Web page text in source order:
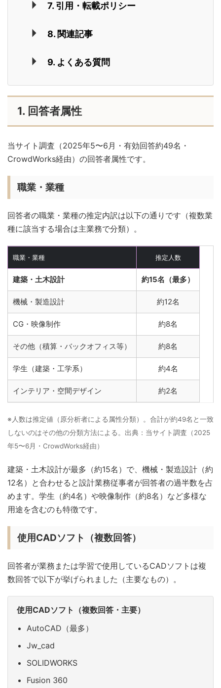
7. 引用・転載ポリシー
8. 関連記事
9. よくある質問
1. 回答者属性
当サイト調査（2025年5〜6月・有効回答約49名・
CrowdWorks経由）の回答者属性です。
職業・業種
回答者の職業・業種の推定内訳は以下の通りです（複数業
種に該当する場合は主業務で分類）。
職業・業種 推定人数
建築・土木設計 約15名（最多）
機械・製造設計 約12名
CG・映像制作 約8名
その他（積算・バックオフィス等） 約8名
学生（建築・工学系） 約4名
インテリア・空間デザイン 約2名
※人数は推定値（原分析者による属性分類）。合計が約49名と一致
しないのはその他の分類方法による。出典：当サイト調査（2025
年5〜6月・CrowdWorks経由）
建築・土木設計が最多（約15名）で、機械・製造設計（約
12名）と合わせると設計業務従事者が回答者の過半数を占
めます。学生（約4名）や映像制作（約8名）など多様な
用途を含むのも特徴です。
使用CADソフト（複数回答）
回答者が業務または学習で使用しているCADソフトは複
数回答で以下が挙げられました（主要なもの）。
使用CADソフト（複数回答・主要）
AutoCAD（最多）
Jw_cad
SOLIDWORKS
Fusion 360